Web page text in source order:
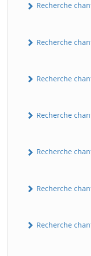
Recherche
Recherche
Recherche
Recherche
Recherche
Recherche
Recherche